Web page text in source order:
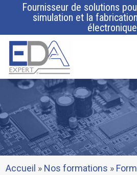
Fournisseur de solutions
simulation et la
Accueil » Nos formations »